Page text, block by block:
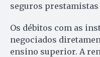
seguros
Os débitos com as
negociados
ensino superior. A